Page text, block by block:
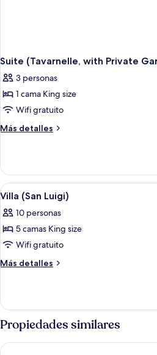
Suite (Tavarnelle, with Private
3 personas
1 cama King size
Wifi gratuito
Más detalles
Más
(Tavarnelle,
with
Private
Garden)
Abrir
todas
las
fotos
de
Villa
16
Villa (San Luigi)
10 personas
5 camas King size
Wifi gratuito
Más detalles
Más
(San
Propiedades similares
Dievole Wine Resort